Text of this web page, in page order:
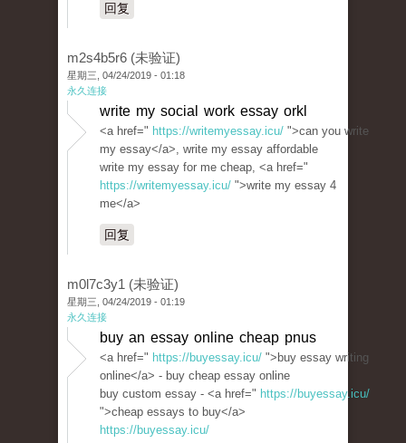
回复
m2s4b5r6 (未验证)
星期三, 04/24/2019 - 01:18
永久连接
write my social work essay orkl
<a href=" https://writemyessay.icu/ ">can you write
my essay</a>, write my essay affordable
write my essay for me cheap, <a href="
https://writemyessay.icu/ ">write my essay 4
me</a>
回复
m0l7c3y1 (未验证)
星期三, 04/24/2019 - 01:19
永久连接
buy an essay online cheap pnus
<a href=" https://buyessay.icu/ ">buy essay writing
online</a> - buy cheap essay online
buy custom essay - <a href=" https://buyessay.icu/
">cheap essays to buy</a>
https://buyessay.icu/